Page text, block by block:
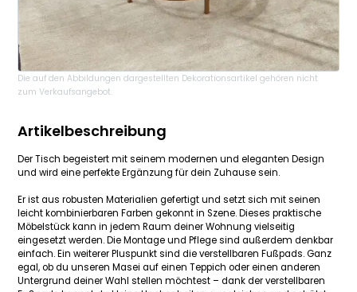
Die auf den Abbildungen dargestellten Dekorationsartikel gehören nicht
zum Verkaufsangebot.
Artikelbeschreibung
Der Tisch begeistert mit seinem modernen und eleganten Design
und wird eine perfekte Ergänzung für dein Zuhause sein.
Er ist aus robusten Materialien gefertigt und setzt sich mit seinen
leicht kombinierbaren Farben gekonnt in Szene. Dieses praktische
Möbelstück kann in jedem Raum deiner Wohnung vielseitig
eingesetzt werden. Die Montage und Pflege sind außerdem denkbar
einfach. Ein weiterer Pluspunkt sind die verstellbaren Fußpads. Ganz
egal, ob du unseren Masei auf einen Teppich oder einen anderen
Untergrund deiner Wahl stellen möchtest – dank der verstellbaren